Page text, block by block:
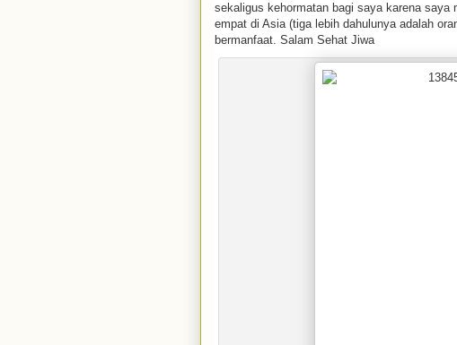
sekaligus kehormatan bagi saya karena saya
empat di Asia (tiga lebih dahulunya adalah
bermanfaat. Salam Sehat Jiwa